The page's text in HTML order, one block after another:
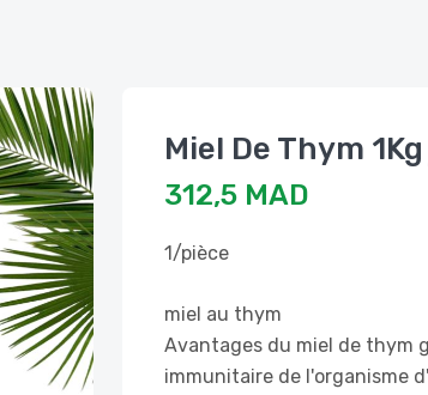
312,5 MAD
1/pièce
miel au thym
Avantages du miel de thym
immunitaire de l'organisme